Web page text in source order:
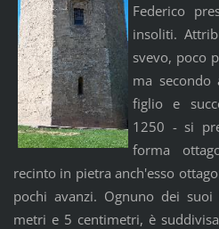
Federico
insoliti.
svevo, poco
ma
figlio e
1250 - si
forma
recinto in pietra anch'esso
pochi avanzi. Ognuno dei
metri e 5 centimetri, è